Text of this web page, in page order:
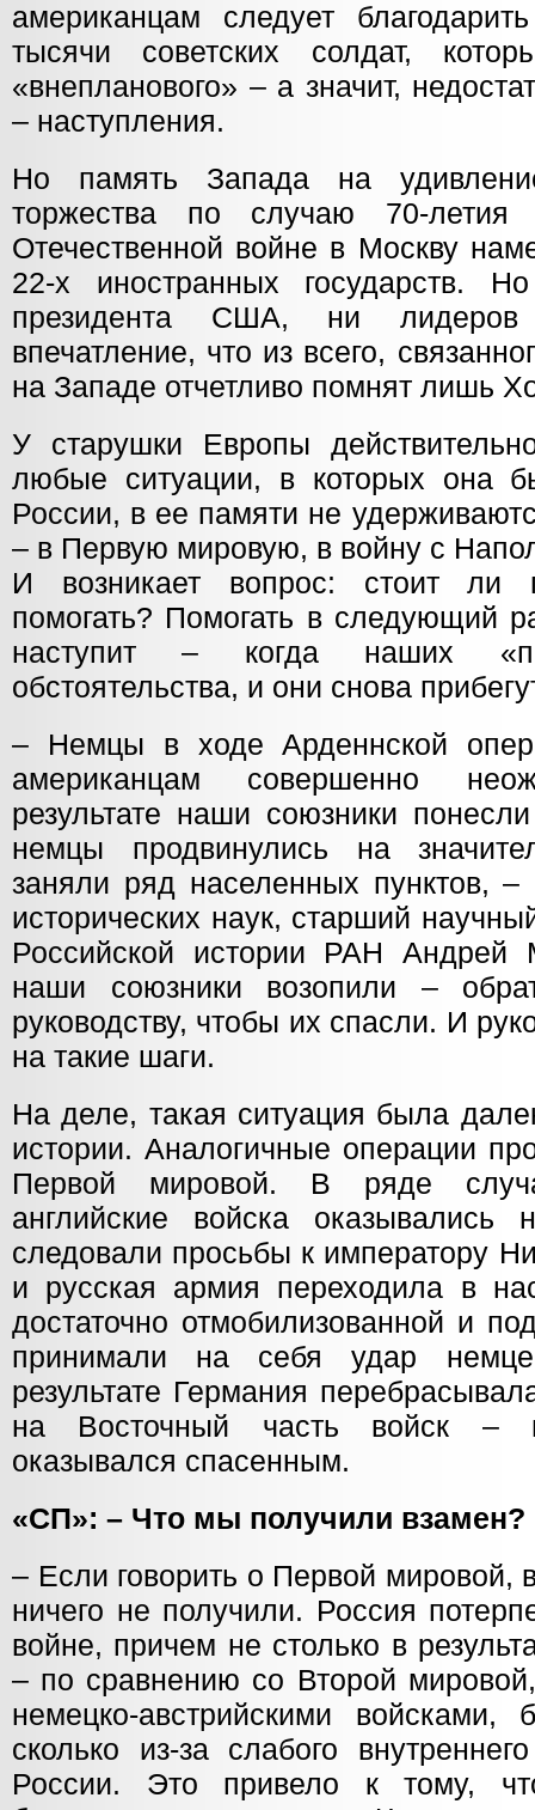
американцам следует
тысячи советских солдат,
«внепланового» – а значит,
– наступления.
Но память Запада на
торжества по случаю 70-
Отечественной войне в Москву
22-х иностранных государств.
президента США, ни
впечатление, что из всего,
на Западе отчетливо помнят лишь
У старушки Европы
любые ситуации, в которых она
России, в ее памяти не
– в Первую мировую, в войну с
И возникает вопрос: стоит ли
помогать? Помогать в следующий
наступит – когда наших
обстоятельства, и они снова
– Немцы в ходе Арденнской
американцам совершенно
результате наши союзники
немцы продвинулись на
заняли ряд населенных пунктов, –
исторических наук, старший
Российской истории РАН Андрей
наши союзники возопили –
руководству, чтобы их спасли. И
на такие шаги.
На деле, такая ситуация была
истории. Аналогичные операции
Первой мировой. В ряде
английские войска оказывались
следовали просьбы к императору
и русская армия переходила в
достаточно отмобилизованной и
принимали на себя удар
результате Германия
на Восточный часть войск –
оказывался спасенным.
«СП»: – Что мы получили взамен?
– Если говорить о Первой мировой,
ничего не получили. Россия
войне, причем не столько в
– по сравнению со Второй
немецко-австрийскими
сколько из-за слабого
России. Это привело к тому,